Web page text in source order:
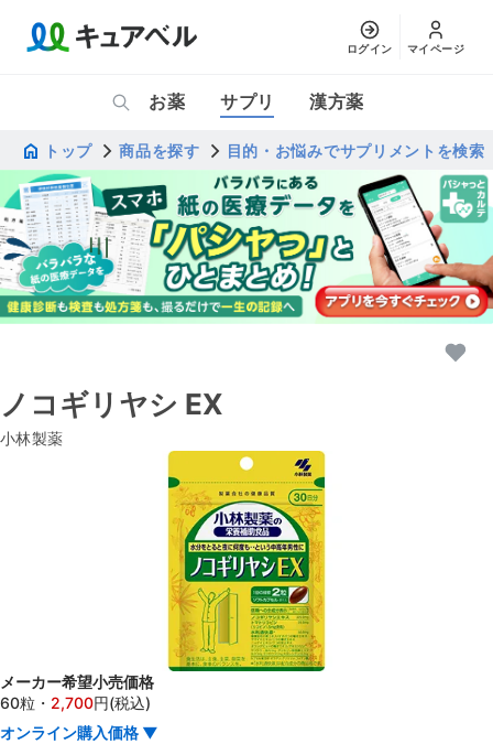
ログイン マイページ
お薬 サプリ 漢方薬
トップ 商品を探す 目的・お悩みでサプリメントを検索
ノコギリヤシ EX
小林製薬
メーカー希望小売価格
60粒 ・ 2,700円(税込)
オンライン購入価格 ▼